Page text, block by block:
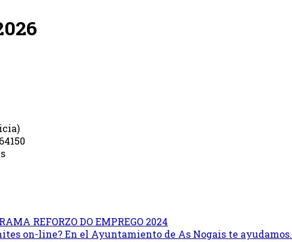
REFORZO DO EMPREGO 2024
on-line? En el Ayuntamiento de As Nogais te ayudamos.